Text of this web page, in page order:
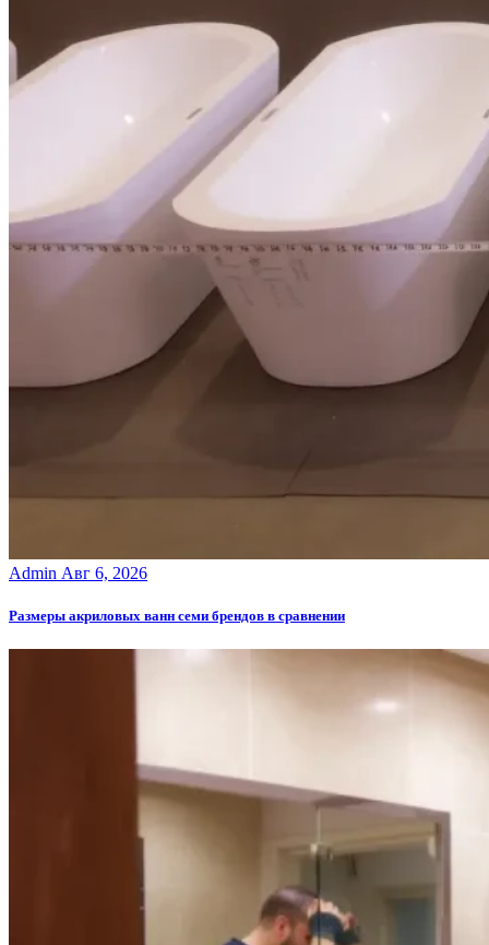
Admin Авг 6, 2026
Размеры акриловых ванн семи брендов в сравнении